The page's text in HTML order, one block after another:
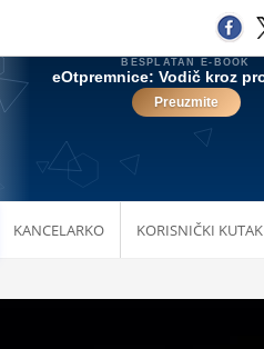
KANCELARKO KORISNIČKI KUTAK